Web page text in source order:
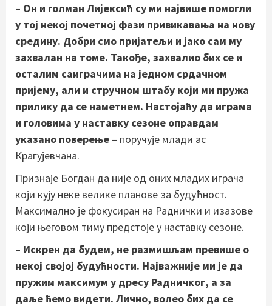
– Он и голман Лијексић су ми највише помогли
у тој некој почетној фази привикавања на нову
средину. Добри смо пријатељи и јако сам му
захвалан на томе. Такође, захвалио бих се и
осталим саиграчима на једном срдачном
пријему, али и стручном штабу који ми пружа
прилику да се наметнем. Настојаћу да играма
и головима у наставку сезоне оправдам
указано поверење – поручује млади ас
Крагујевчана.
Признаје Богдан да није од оних младих играча
који кују неке велике планове за будућност.
Максимално је фокусиран на Раднички и изазове
који његовом тиму предстоје у наставку сезоне.
– Искрен да будем, не размишљам превише о
некој својој будућности. Најважније ми је да
пружим максимум у дресу Радничког, а за
даље ћемо видети. Лично, волео бих да се